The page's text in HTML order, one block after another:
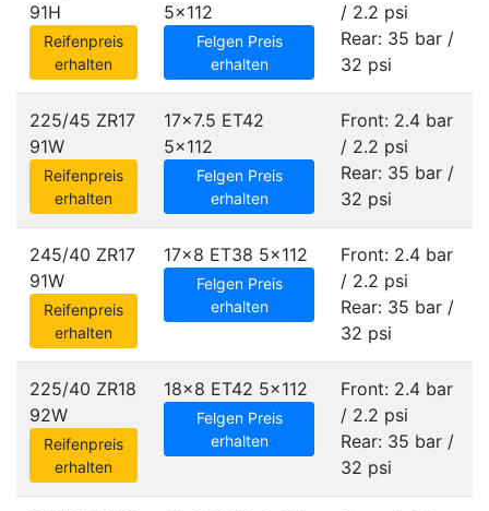
91H
Reifenpreis
erhalten
5x112
Felgen Preis
erhalten
/ 2.2 psi
Rear: 35 bar /
32 psi
225/45 ZR17
91W
Reifenpreis
erhalten
17x7.5 ET42
5x112
Felgen Preis
erhalten
Front: 2.4 bar
/ 2.2 psi
Rear: 35 bar /
32 psi
245/40 ZR17
91W
Reifenpreis
erhalten
17x8 ET38 5x112
Felgen Preis
erhalten
Front: 2.4 bar
/ 2.2 psi
Rear: 35 bar /
32 psi
225/40 ZR18
92W
Reifenpreis
erhalten
18x8 ET42 5x112
Felgen Preis
erhalten
Front: 2.4 bar
/ 2.2 psi
Rear: 35 bar /
32 psi